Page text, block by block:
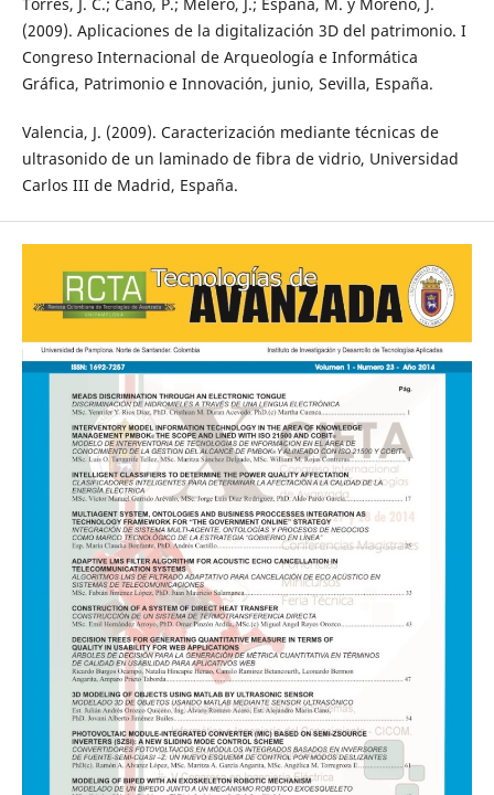
(2009). Aplicaciones de la digitalización 3D del patrimonio. I
Congreso Internacional de Arqueología e Informática
Gráfica, Patrimonio e Innovación, junio, Sevilla, España.
Valencia, J. (2009). Caracterización mediante técnicas de
ultrasonido de un laminado de fibra de vidrio, Universidad
Carlos III de Madrid, España.